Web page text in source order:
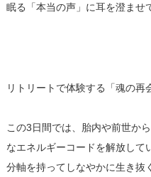
眠る「本当の声」に耳を澄ませ
リトリートで体験する「魂の再
この3日間では、胎内や前世か
なエネルギーコードを解放して
分軸を持ってしなやかに生き抜